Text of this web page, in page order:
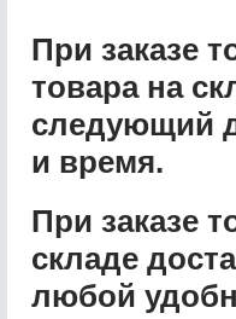
При заказе
товара на
следующий
и время.
При заказе
складе
любой